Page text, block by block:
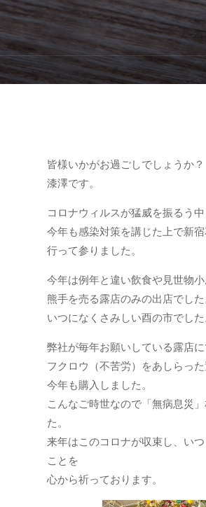
皆様いかがお過ごしでしょうか？
漆澤です。
コロナウィルスが猛威を振るう中
今年も感染対策を講じた上で新
行って参りました。
今年は例年と違い飲食や見世物
熊手を売る露店のみの出店でし
いつになくさみしい酉の市でした
弊社が毎年お願いしている露店に
フクロウ（不苦労）をあしらっ
今年も購入しました。
こんなご時世なので「無病息災
た。
来年はこのコロナが収束し、い
ことを
心から祈っております。